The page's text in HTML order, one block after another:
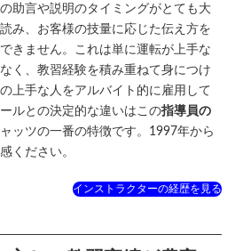
助言や説明のタイミングがとても大
み、お客様の技量に応じた伝え方を
きません。これは単に運転が上手な
く、教習経験を積み重ねて身につけ
上手な人をアルバイト的に雇用して
ルとの決定的な違いはこの指導員の
ッツの一番の特徴です。1997年から
ください。
インストラクターの経歴を見る